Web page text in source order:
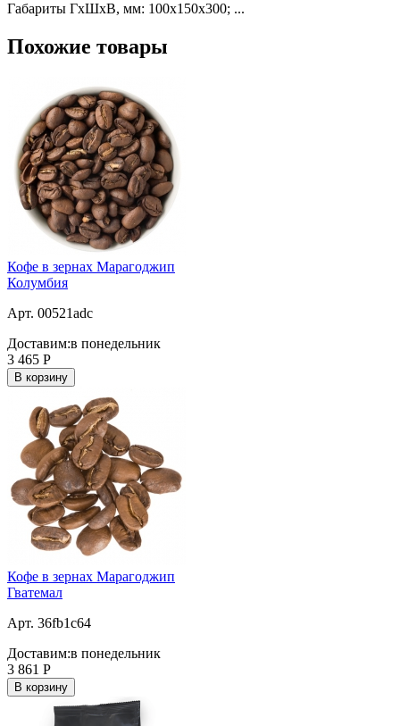
Габариты ГхШхВ, мм: 100х150х300; ...
Похожие товары
Кофе в зернах Марагоджип
Колумбия
Арт. 00521adc
Доставим:в понедельник
3 465 Р
В корзину
Кофе в зернах Марагоджип
Гватемал
Арт. 36fb1c64
Доставим:в понедельник
3 861 Р
В корзину